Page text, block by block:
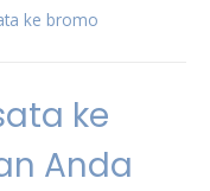
ke bromo
ke
Anda